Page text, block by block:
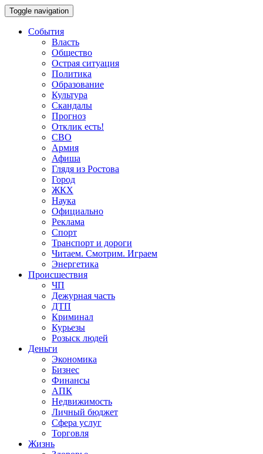
Toggle navigation
События
Власть
Общество
Острая ситуация
Политика
Образование
Культура
Скандалы
Прогноз
Отклик есть!
СВО
Армия
Афиша
Глядя из Ростова
Город
ЖКХ
Наука
Официально
Реклама
Спорт
Транспорт и дороги
Читаем. Смотрим. Играем
Энергетика
Происшествия
ЧП
Дежурная часть
ДТП
Криминал
Курьезы
Розыск людей
Деньги
Экономика
Бизнес
Финансы
АПК
Недвижимость
Личный бюджет
Сфера услуг
Торговля
Жизнь